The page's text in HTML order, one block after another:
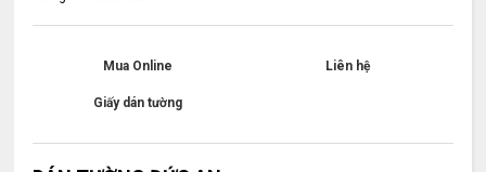
Mua Online Liên hệ
Giấy dán tường